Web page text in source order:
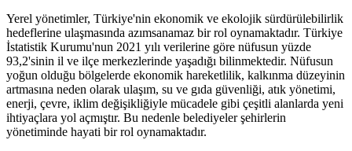
Yerel yönetimler, Türkiye'nin ekonomik ve ekolojik sürdürülebilirlik
hedeflerine ulaşmasında azımsanamaz bir rol oynamaktadır. Türkiye
İstatistik Kurumu'nun 2021 yılı verilerine göre nüfusun yüzde
93,2'sinin il ve ilçe merkezlerinde yaşadığı bilinmektedir. Nüfusun
yoğun olduğu bölgelerde ekonomik hareketlilik, kalkınma düzeyinin
artmasına neden olarak ulaşım, su ve gıda güvenliği, atık yönetimi,
enerji, çevre, iklim değişikliğiyle mücadele gibi çeşitli alanlarda yeni
ihtiyaçlara yol açmıştır. Bu nedenle belediyeler şehirlerin
yönetiminde hayati bir rol oynamaktadır.